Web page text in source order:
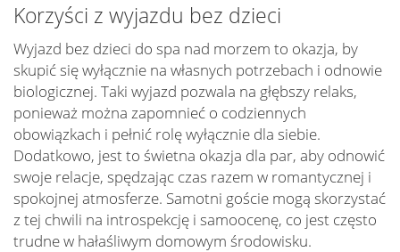
Korzyści z wyjazdu bez dzieci
Wyjazd bez dzieci do spa nad morzem to okazja, by
skupić się wyłącznie na własnych potrzebach i odnowie
biologicznej. Taki wyjazd pozwala na głębszy relaks,
ponieważ można zapomnieć o codziennych
obowiązkach i pełnić rolę wyłącznie dla siebie.
Dodatkowo, jest to świetna okazja dla par, aby odnowić
swoje relacje, spędzając czas razem w romantycznej i
spokojnej atmosferze. Samotni goście mogą skorzystać
z tej chwili na introspekcję i samoocenę, co jest często
trudne w hałaśliwym domowym środowisku.